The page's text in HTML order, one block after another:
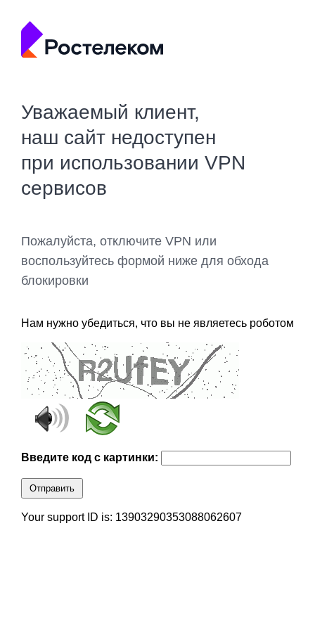
Уважаемый клиент,
наш сайт недоступен
при использовании VPN
сервисов
Пожалуйста, отключите VPN или
воспользуйтесь формой ниже для обхода
блокировки
Нам нужно убедиться, что вы не являетесь роботом
Введите код с картинки:
Отправить
Your support ID is: 13903290353088062607